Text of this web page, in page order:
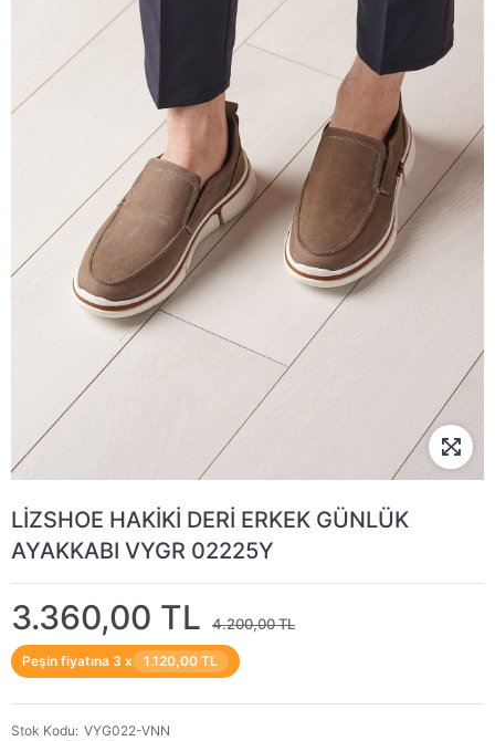
LİZSHOE HAKİKİ DERİ ERKEK GÜNLÜK
AYAKKABI VYGR 02225Y
3.360,00 TL 4.200,00 TL
Peşin fiyatına 3 x 1.120,00 TL
Stok Kodu VYG022-VNN